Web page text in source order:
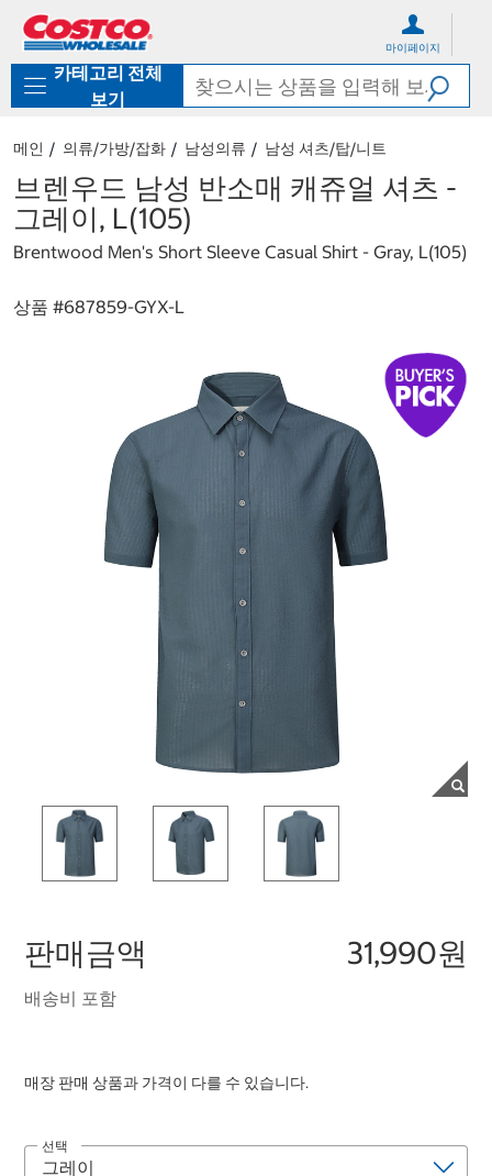
로
기
가
마이페이지
카테고리 전체
보기
메인 의류/가방/잡화 남성의류 남성 셔츠/탑/니트
브렌우드 남성 반소매 캐쥬얼 셔츠 -
그레이, L(105)
Brentwood Men's Short Sleeve Casual Shirt - Gray, L(105)
상품 #687859-GYX-L
판매금액 31,990원
배송비 포함
매장 판매 상품과 가격이 다를 수 있습니다.
선택